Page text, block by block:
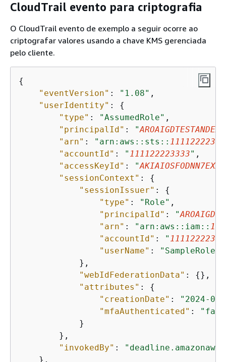
CloudTrail evento para criptografia
O CloudTrail evento de exemplo a seguir ocorre ao
criptografar valores usando a chave KMS gerenciada
pelo cliente.
{
"eventVersion" : "1.08" ,
"userIdentity" : {
"type" : "AssumedRole" ,
"principalId" : "
"arn" : "arn:aws::sts::
"accountId" : " 111122223333" ,
"accessKeyId" : "
"sessionContext" : {
"sessionIssuer" : {
"type" : "Role" ,
"principalId" : "
"arn" : "arn:aws::iam::
"accountId" : "
"userName" :
"SampleRole"
            },
"webIdFederationData" : {},
"attributes" : {
"creationDate" :
"2024-
"mfaAuthenticated" :
            }
        },
"invokedBy" :
    },